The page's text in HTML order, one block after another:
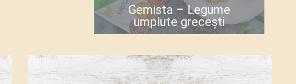
Gemista – Legume
umplute grecești